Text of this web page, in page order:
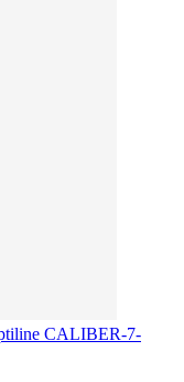
CALIBER-7-